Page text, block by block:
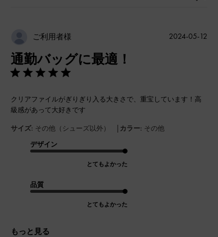
ご利用者様
通勤バッグに最適！
クリアファイルがぎりぎり入る大きさで、重宝しています！高
級感があって大好きです
サイズ: その他（シューズ以外） | カラー: その他
デザイン
とてもよかった
品質
とてもよかった
もっと見る
公
2024-05-12